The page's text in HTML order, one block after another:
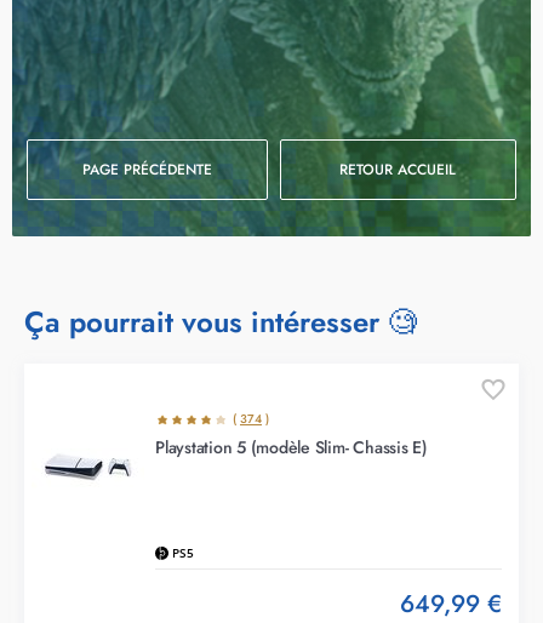
PAGE PRÉCÉDENTE RETOUR ACCUEIL
Ça pourrait vous intéresser 🧐
( 374 )
Playstation 5 (modèle Slim- Chassis E)
PS5
649,99 €